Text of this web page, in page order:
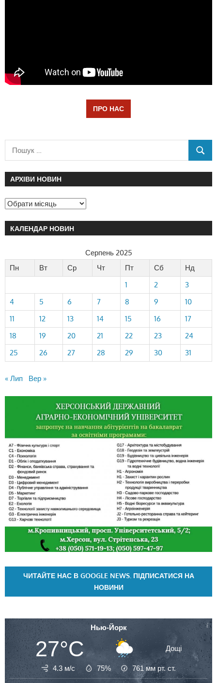
ПРО НАС
АРХІВИ НОВИН
КАЛЕНДАР НОВИН
Серпень 2025
Пн
Вт Ср Чт Пт Сб
Нд
1
2
3
4
5 6 7 8 9
10
11
12 13 14 15 16
17
18
19 20 21 22 23
24
25
26 27 28 29 30 31
« Лип Вер »
ЧИТАЙТЕ НАС В GOOGLE NEWS. ПІДПИСАТИСЯ НА
НОВИНИ
Нью-Йорк
27°C Дощі
4.3 м/с 75% 761мм рт. ст.